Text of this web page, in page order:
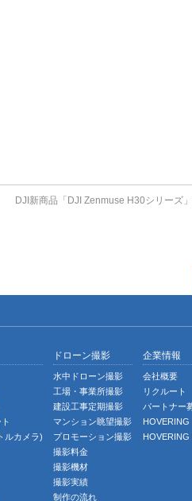
DJI新商品「DJI Zenmuse H30シリーズ
ルカメラ)
ドローン撮影
水中ドローン撮影
工場・事業所撮影
建設工事定期撮影
マンション眺望撮影
プロモーション撮影
撮影料金
撮影機材
撮影実績
制作の流れ
企業情報
会社概要
リクルート
パートナー
HOVERING
HOVERING